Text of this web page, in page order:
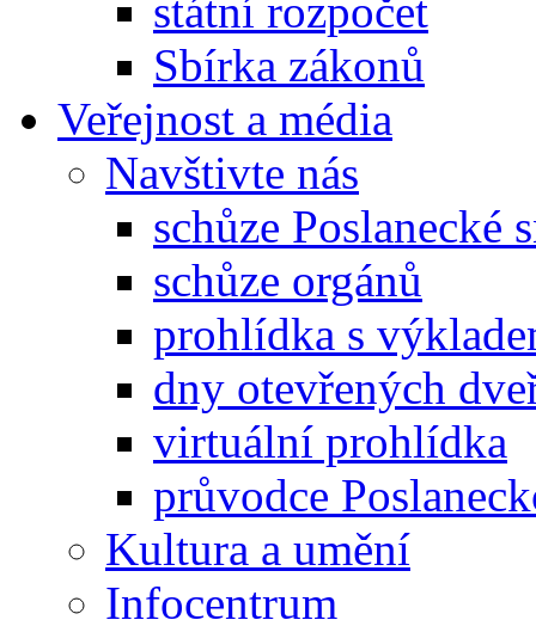
státní rozpočet
Sbírka zákonů
Veřejnost a média
Navštivte nás
schůze Poslanecké
schůze orgánů
prohlídka s
dny otevřených
virtuální prohlídka
průvodce
Kultura a umění
Infocentrum